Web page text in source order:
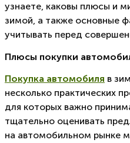
узнаете, каковы плюсы и
зимой, а также основные
учитывать перед
Плюсы покупки
Покупка автомобиля в
несколько практических
для которых важно
тщательно оценивать
на автомобильном рынке